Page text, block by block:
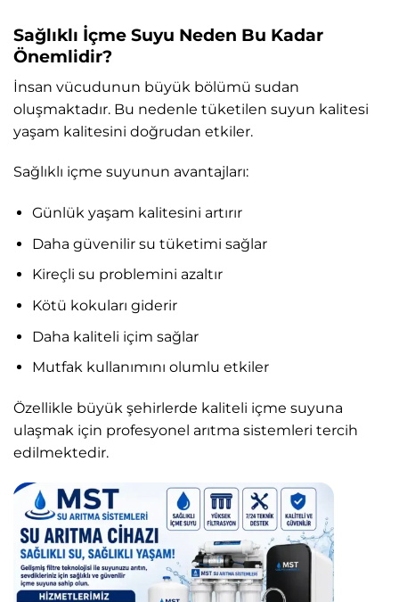
Sağlıklı İçme Suyu Neden Bu Kadar
Önemlidir?
İnsan vücudunun büyük bölümü sudan
oluşmaktadır. Bu nedenle tüketilen suyun kalitesi
yaşam kalitesini doğrudan etkiler.
Sağlıklı içme suyunun avantajları:
Günlük yaşam kalitesini artırır
Daha güvenilir su tüketimi sağlar
Kireçli su problemini azaltır
Kötü kokuları giderir
Daha kaliteli içim sağlar
Mutfak kullanımını olumlu etkiler
Özellikle büyük şehirlerde kaliteli içme suyuna
ulaşmak için profesyonel arıtma sistemleri tercih
edilmektedir.